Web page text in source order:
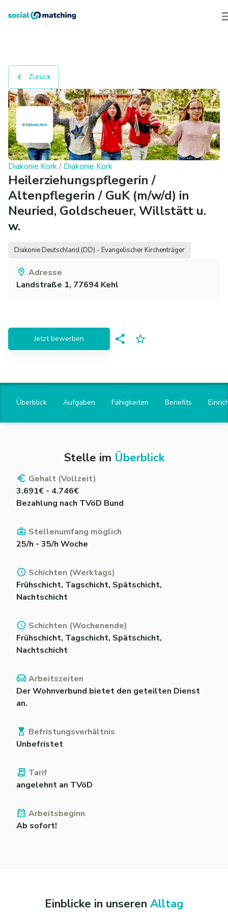
Zurück
Diakonie Kork/ Diakonie Kork
Heilerziehungspflegerin /
Altenpflegerin / GuK (m/w/d) in
Neuried, Goldscheuer, Willstätt u.
w.
Diakonie Deutschland (DD) - Evangelischer Kirchenträger
Adresse
Landstraße 1, 77694 Kehl
Jetzt bewerben
Überblick Aufgaben Fähigkeiten Benefits
Stelle im Überblick
Gehalt (Vollzeit)
3.691€ - 4.746€
Bezahlung nach TVöD Bund
Stellenumfang möglich
25/h - 35/h Woche
Schichten (Werktags)
Frühschicht, Tagschicht, Spätschicht,
Nachtschicht
Schichten (Wochenende)
Frühschicht, Tagschicht, Spätschicht,
Nachtschicht
Arbeitszeiten
Der Wohnverbund bietet den geteilten Dienst
an.
Befristungsverhältnis
Unbefristet
Tarif
angelehnt an TVöD
Arbeitsbeginn
Ab sofort!
Einblicke in unseren Alltag